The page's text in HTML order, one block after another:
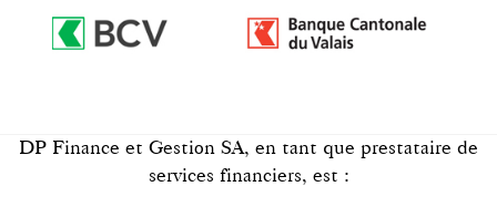
DP Finance et Gestion SA, en tant que prestataire de
services financiers, est :